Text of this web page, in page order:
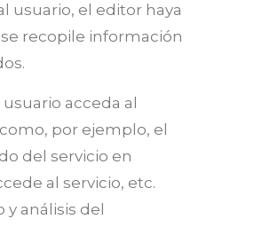
usuario, el editor haya
recopile información
acceda al
por ejemplo, el
del servicio en
al servicio, etc.
análisis del